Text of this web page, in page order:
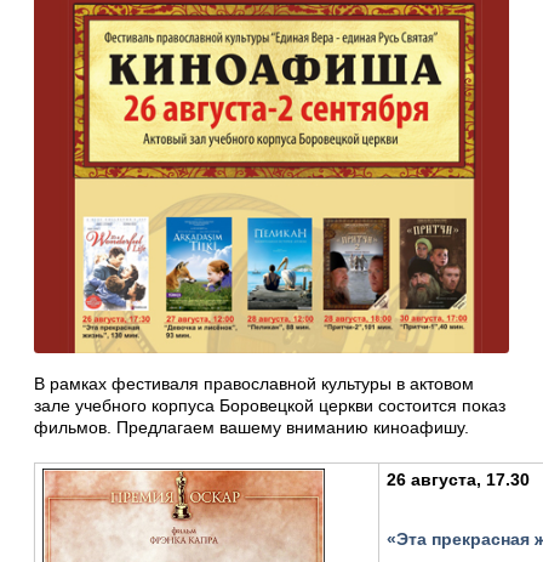
В рамках фестиваля православной культуры в актовом
зале учебного корпуса Боровецкой церкви состоится показ
фильмов. Предлагаем вашему вниманию киноафишу.
26 августа, 17.30
«Эта прекрасная